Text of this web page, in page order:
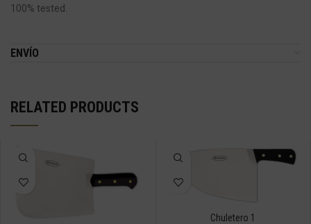
100% tested.
ENVÍO
RELATED PRODUCTS
Chuletero 1